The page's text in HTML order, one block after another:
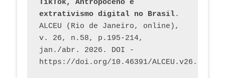
TikTok, Antropoceno e
extrativismo digital no Brasil.
ALCEU (Rio de Janeiro, online),
v. 26, n.58, p.195-214,
jan./abr. 2026. DOI -
https://doi.org/10.46391/